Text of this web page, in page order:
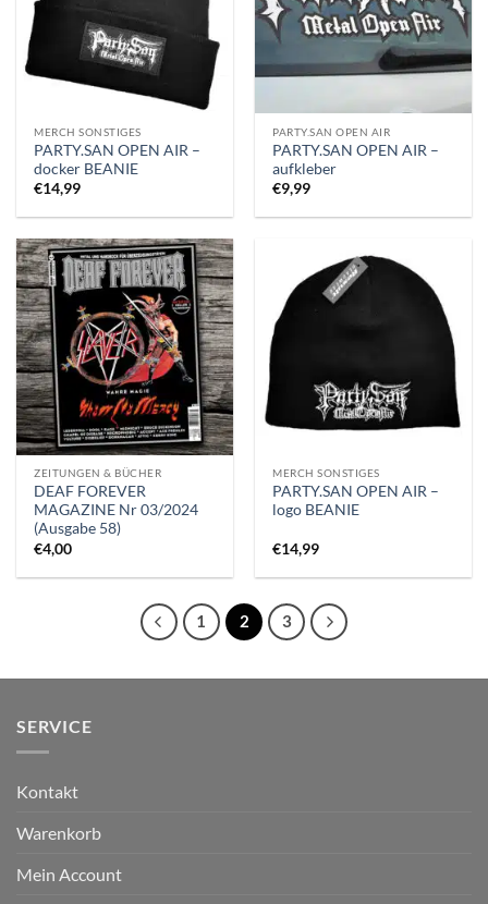
MERCH SONSTIGES
PARTY.SAN OPEN AIR –
docker BEANIE
€14,99
PARTY.SAN OPEN AIR
PARTY.SAN OPEN AIR –
aufkleber
€9,99
ZEITUNGEN & BÜCHER
DEAF FOREVER
MAGAZINE Nr 03/2024
(Ausgabe 58)
€4,00
MERCH SONSTIGES
PARTY.SAN OPEN AIR –
logo BEANIE
€14,99
1 2 3
SERVICE
Kontakt
Warenkorb
Mein Account